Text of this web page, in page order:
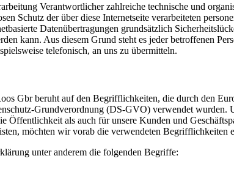
Verantwortlicher zahlreiche technische und
Schutz der über diese Internetseite verarbeiteten
Datenübertragungen grundsätzlich
kann. Aus diesem Grund steht es jeder betroffenen
telefonisch, an uns zu übermitteln.
Gbr beruht auf den Begrifflichkeiten, die durch den
Grundverordnung (DS-GVO) verwendet wurden.
Öffentlichkeit als auch für unsere Kunden und
möchten wir vorab die verwendeten Begrifflichkeiten
unter anderem die folgenden Begriffe: